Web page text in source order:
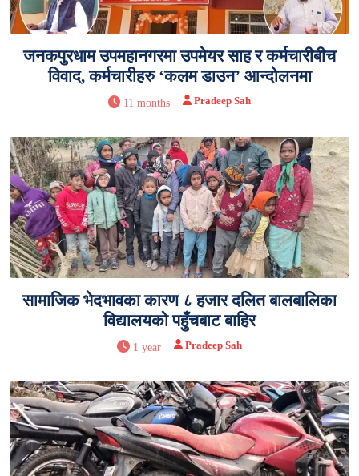
जनकपुरधाम उपमहानगरमा उपमेयर साह र कर्मचारीबीच
विवाद, कर्मचारीहरु ‘कलम डाउन’ आन्दोलनमा
11 months Pradeep Sah
सामाजिक भेदभावका कारण ८ हजार दलित बालबालिका
विद्यालयको पहुँचबाट बाहिर
1 year Pradeep Sah